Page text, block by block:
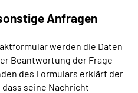
Anfragen
werden die Daten
Beantwortung der Frage
des Formulars erklärt der
seine Nachricht